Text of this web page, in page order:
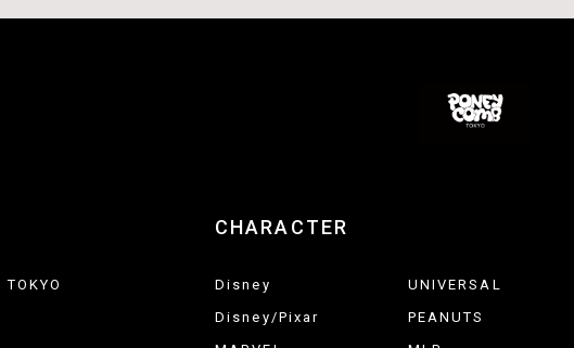
TOKYO
CHARACTER
Disney
Disney/Pixar
UNIVERSAL
PEANUTS